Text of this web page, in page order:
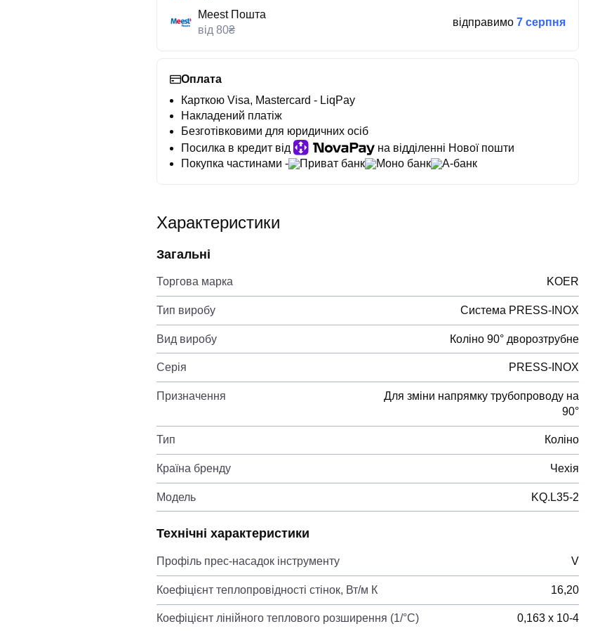
Meest Пошта
від 80₴
відправимо 7 серпня
Оплата
Карткою Visa, Mastercard - LiqPay
Накладений платіж
Безготівковими для юридичних осіб
Посилка в кредит від
на відділенні Нової пошти
Покупка частинами -
Приват банк Моно банк А-банк
Характеристики
Загальні
Торгова марка KOER
Тип виробу Система PRESS-INOX
Вид виробу Коліно 90° дворозтрубне
Серія PRESS-INOX
Призначення
Для зміни напрямку трубопроводу на
90°
Тип Коліно
Країна бренду Чехія
Модель KQ.L35-2
Технічні характеристики
Профіль прес-насадок інструменту V
Коефіцієнт теплопровідності стінок, Вт/м К 16,20
Коефіцієнт лінійного теплового розширення (1/°С) 0,163 х 10-4